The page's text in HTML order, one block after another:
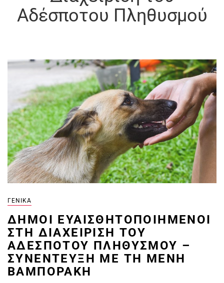
Αδέσποτου Πληθυσμού
ΓΕΝΙΚΆ
ΔΉΜΟΙ ΕΥΑΙΣΘΗΤΟΠΟΙΗΜΈΝΟΙ
ΣΤΗ ΔΙΑΧΕΊΡΙΣΗ ΤΟΥ
ΑΔΈΣΠΟΤΟΥ ΠΛΗΘΥΣΜΟΎ –
ΣΥΝΈΝΤΕΥΞΗ ΜΕ ΤΗ ΜΈΝΗ
ΒΑΜΠΟΡΆΚΗ